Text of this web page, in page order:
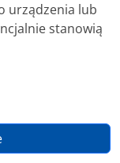
kB)
KB)
urządzenia lub
stanowią